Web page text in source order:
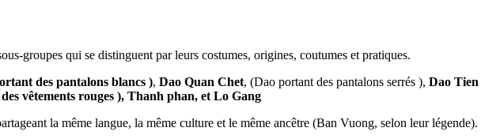
groupes qui se distinguent par leurs costumes, origines, coutumes et pratiques.
des pantalons blancs ), Dao Quan Chet, (Dao portant des pantalons serrés ), Dao Tien
vêtements rouges ), Thanh phan, et Lo Gang
la même langue, la même culture et le même ancêtre (Ban Vuong, selon leur légende).